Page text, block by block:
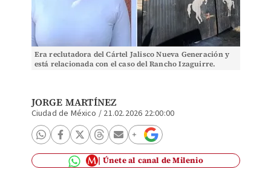
Era reclutadora del Cártel Jalisco Nueva Generación y
está relacionada con el caso del Rancho Izaguirre.
JORGE MARTÍNEZ
Ciudad de México / 21.02.2026 22:00:00
Únete al canal de Milenio